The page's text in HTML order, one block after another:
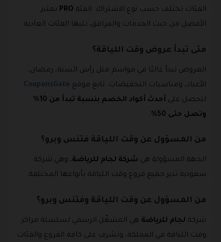
الفئات تختلف حسب نوع الاشتراك. الفئة PRO تعتبر
الأفضل من حيث الخدمات والمرافق، تليها الفئات العادية.
متى تبدأ عروض وقت اللياقة؟
العروض تبدأ غالبًا في مواسم مثل رأس السنة، رمضان،
الأعياد، ومناسبات التخفيضات. تابع موقع CouponsGate
لتحصل على
أحدث أكواد الخصم بنسبة تبدأ من 10%
وتصل حتى 50%
.
من المسؤول عن وقت اللياقة فتنس وبرو؟
الجهة المسؤولة هي شركة لجام للرياضة، وهي شركة
سعودية تدير جميع فروع وقت اللياقة بأنواعها المختلفة.
من المسؤول عن وقت اللياقة وفتنس وبرو؟
شركة لجام للرياضة هي المشغّل الرسمي لسلسلة مراكز
وقت اللياقة في المملكة، وتشرف على كافة الفروع والفئات.